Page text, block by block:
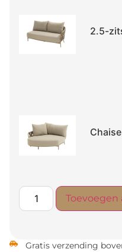
2.5-
Gratis verzending